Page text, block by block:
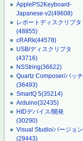
ApplePS2Keyboard-
Japanese-v2(49608)
レポートディスクリプタ
(48855)
cRARk(44578)
USB/ディスクリプタ
(43716)
NSString(36622)
Quartz Composer/パッチ
(36493)
SmartQ 5(35214)
Arduino(32435)
HIDデバイス/開発
(30290)
Visual Studio/バージョン
(29443)